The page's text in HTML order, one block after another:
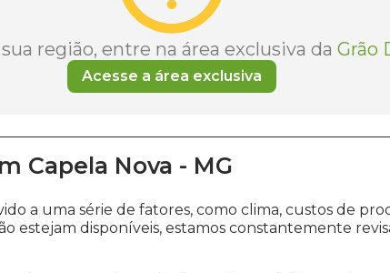
região, entre na área exclusiva da Grão
Acesse a área exclusiva
Capela Nova - MG
a uma série de fatores, como clima, custos de
estejam disponíveis, estamos constantemente